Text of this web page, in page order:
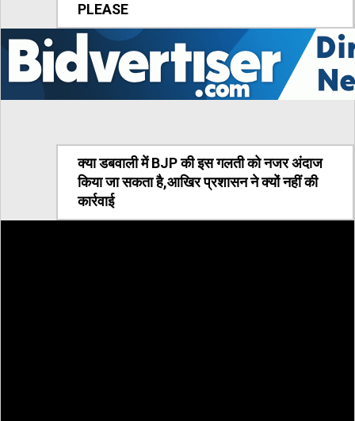
PLEASE
क्या डबवाली में BJP की इस गलती को नजर अंदाज
किया जा सकता है,आखिर प्रशासन ने क्यों नहीं की
कार्रवाई